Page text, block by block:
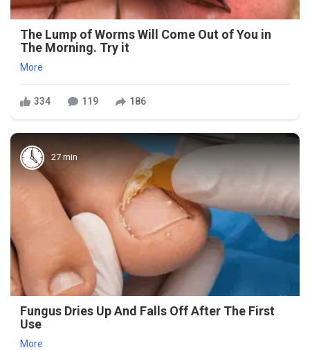
The Lump of Worms Will Come Out of You in
The Morning. Try it
More
334 119 186
27 min
Fungus Dries Up And Falls Off After The First
Use
More